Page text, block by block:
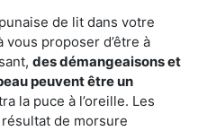
de lit dans votre
proposer d’être à
des démangeaisons et
peuvent être un
la puce à l’oreille. Les
de morsure